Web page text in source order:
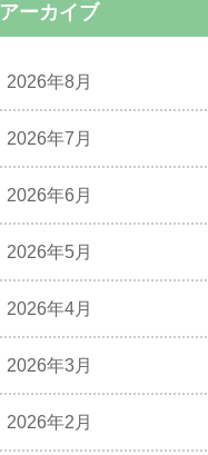
アーカイブ
2026年8月
2026年7月
2026年6月
2026年5月
2026年4月
2026年3月
2026年2月